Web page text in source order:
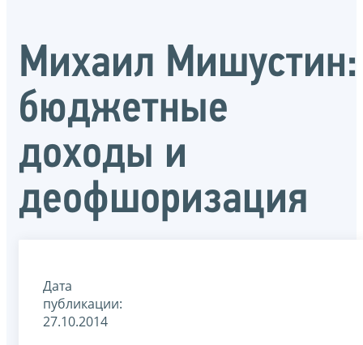
Михаил Мишустин:
бюджетные
доходы и
деофшоризация
Дата
публикации:
27.10.2014